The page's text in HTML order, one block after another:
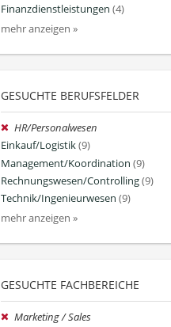
Finanzdienstleistungen (4)
mehr anzeigen »
GESUCHTE BERUFSFELDER
HR/Personalwesen
Einkauf/Logistik(9)
Management/Koordination (9)
Rechnungswesen/Controlling(9)
Technik/Ingenieurwesen (9)
mehr anzeigen »
GESUCHTE FACHBEREICHE
Marketing / Sales